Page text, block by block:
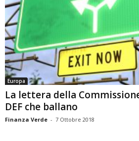
Europa
La lettera della
DEF che ballano
Finanza Verde - 7 Ottobre 2018